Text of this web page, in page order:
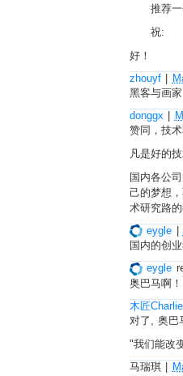
推荐一书
祝:
好！
zhouyf |
黑客与画家
donggx |
赞同，技
凡是好的
国内各公
己的梦想
术研究路
eygle |
国内的创
eygle
奥巴马啊！
木匠Charlie
对了, 奥巴
"我们能改
马瑞琪 |